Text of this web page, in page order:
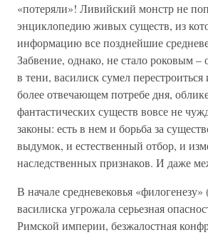
«потеряли»! Ливийский монстр не
энциклопедию живых существ, из
информацию все позднейшие
Забвение, однако, не стало роковым –
в тени, василиск сумел
более отвечающем потребе дня,
фантастических существ вовсе не
законы: есть в нем и борьба за
выдумок, и естественный отбор, и
наследственных признаков. И даже
В начале средневековья
василиска угрожала серьезная
Римской империи, безжалостная